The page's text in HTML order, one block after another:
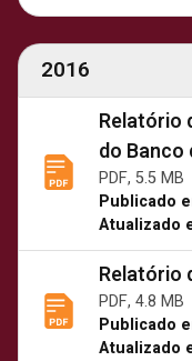
2016
Relatório
do
PDF, 5.5 MB
Publicado
Atualizado
Relatório
PDF, 4.8 MB
Publicado
Atualizado